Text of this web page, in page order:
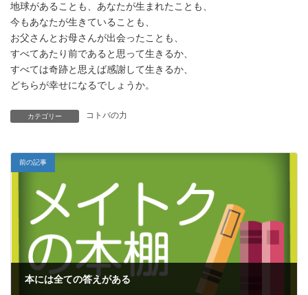
地球があることも、あなたが生まれたことも、
今もあなたが生きていることも、
お父さんとお母さんが出会ったことも、
すべてあたり前であると思って生きるか、
すべては奇跡と思えば感謝して生きるか、
どちらが幸せになるでしょうか。
カテゴリー コトバの力
前の記事
本には全ての答えがある